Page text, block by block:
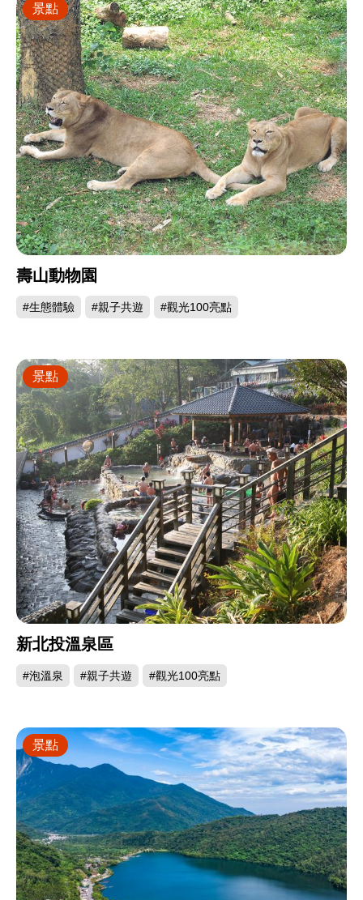
壽山動物園
#生態體驗 #親子共遊 #觀光100亮點
景點
新北投溫泉區
#泡溫泉 #親子共遊 #觀光100亮點
景點
景點